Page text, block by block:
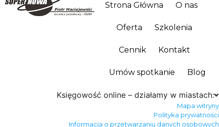
Strona Główna O nas
Oferta Szkolenia
Cennik Kontakt
Umów spotkanie Blog
Księgowość online – działamy w miastach:
Mapa witryny
Polityka prywatności
Informacja o przetwarzaniu danych osobowych